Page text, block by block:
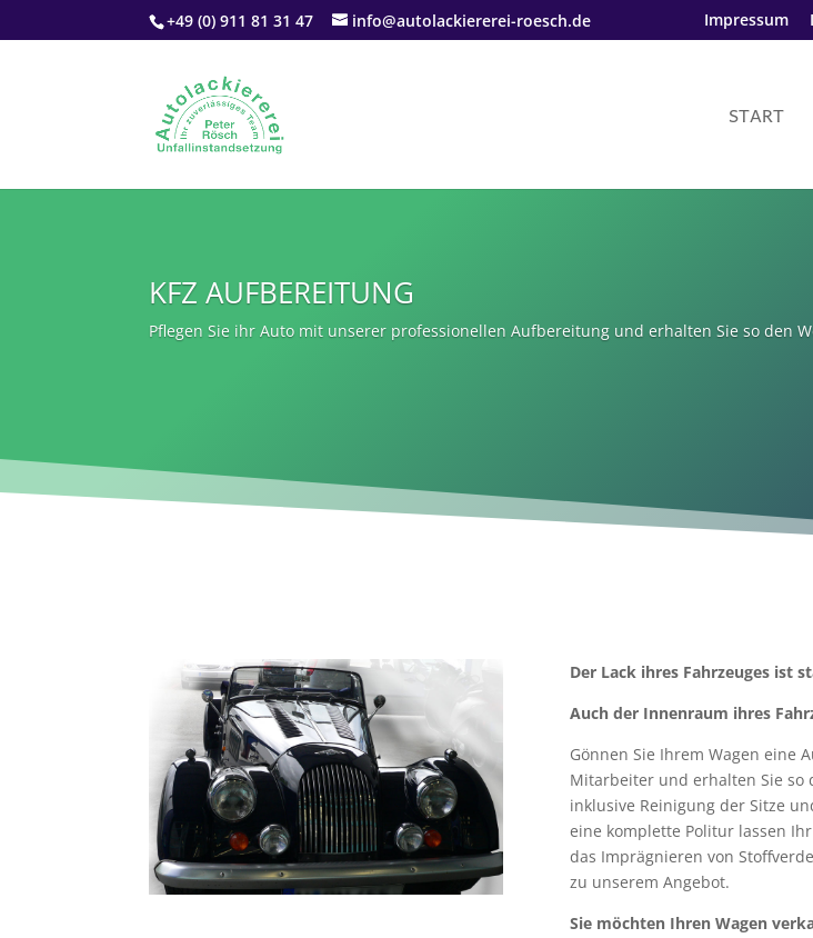
+49 (0) 911 81 31 47 info@autolackiererei-roesch.de Impressum
START
KFZ AUFBEREITUNG
Pflegen Sie ihr Auto mit unserer professionellen Aufbereitung und erhalten Sie so den
Der Lack ihres Fahrzeuges ist
Auch der Innenraum ihres
Gönnen Sie Ihrem Wagen eine
Mitarbeiter und erhalten Sie so
inklusive Reinigung der Sitze
eine komplette Politur lassen
das Imprägnieren von
zu unserem Angebot.
Sie möchten Ihren Wagen